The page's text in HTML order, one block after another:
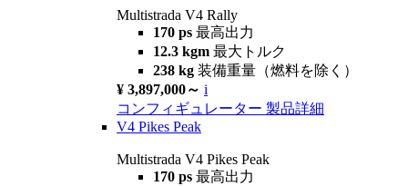
Multistrada V4 Rally
170 ps 最高出力
12.3 kgm 最大トルク
238 kg 装備重量（燃料を除く）
¥ 3,897,000～ i
コンフィギュレーター 製品詳細
V4 Pikes Peak
Multistrada V4 Pikes Peak
170 ps 最高出力